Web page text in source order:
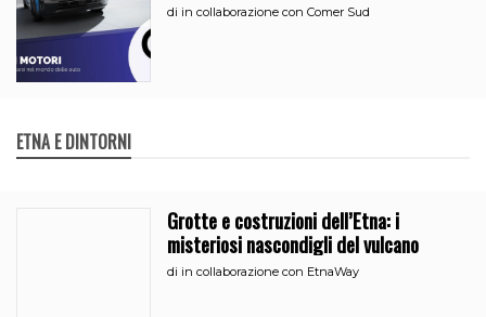
di in collaborazione con Comer Sud
ETNA E DINTORNI
Grotte e costruzioni dell’Etna: i
misteriosi nascondigli del vulcano
di in collaborazione con EtnaWay